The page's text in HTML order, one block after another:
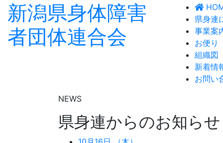
新潟県身体障害
者団体連合会
県身連
事業案
お便り
組織図
新着情
お問い
NEWS
県身連からのお知らせ